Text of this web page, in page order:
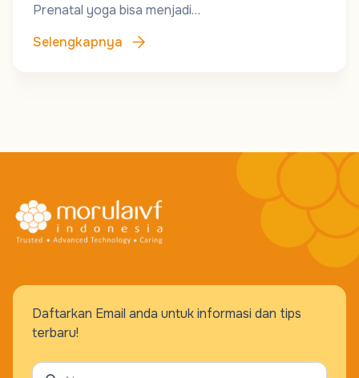
Prenatal yoga bisa menjadi…
Selengkapnya
Daftarkan Email anda untuk informasi dan tips
terbaru!